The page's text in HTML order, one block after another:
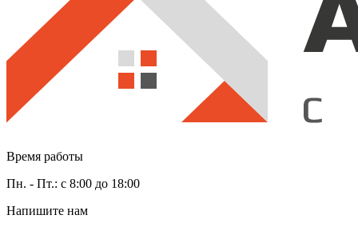
Время работы
Пн. - Пт.: с 8:00 до 18:00
Напишите нам